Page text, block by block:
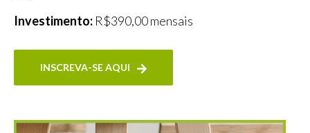
Investimento: R$390,00 mensais
INSCREVA-SE AQUI